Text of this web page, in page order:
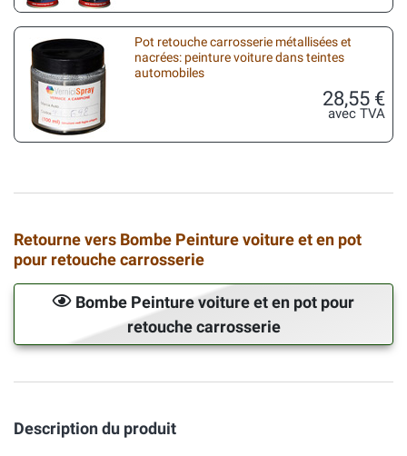
Pot retouche carrosserie métallisées et
nacrées: peinture voiture dans teintes
automobiles
28,55 €
avec TVA
Retourne vers Bombe Peinture voiture et en pot
pour retouche carrosserie
Bombe Peinture voiture et en pot pour
retouche carrosserie
Description du produit